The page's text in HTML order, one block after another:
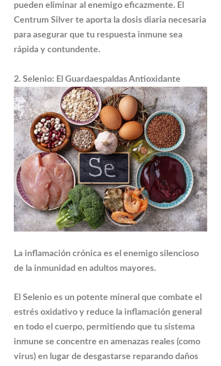
pueden eliminar al enemigo eficazmente. El
Centrum Silver te aporta la dosis diaria necesaria
para asegurar que tu respuesta inmune sea
rápida y contundente.
2. Selenio: El Guardaespaldas Antioxidante
La inflamación crónica es el enemigo silencioso
de la inmunidad en adultos mayores.
ElSelenio es un potente mineral que combate el
estrés oxidativo y reduce la inflamación general
en todo el cuerpo, permitiendo que tu sistema
inmune se concentre en amenazas reales (como
virus) en lugar de desgastarse reparando daños